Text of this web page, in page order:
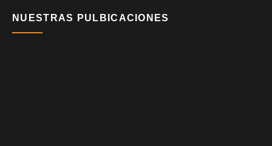
NUESTRAS PULBICACIONES